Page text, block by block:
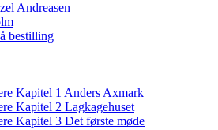
Andreasen
bestilling
Kapitel 1 Anders Axmark
Kapitel 2 Lagkagehuset
Kapitel 3 Det første møde